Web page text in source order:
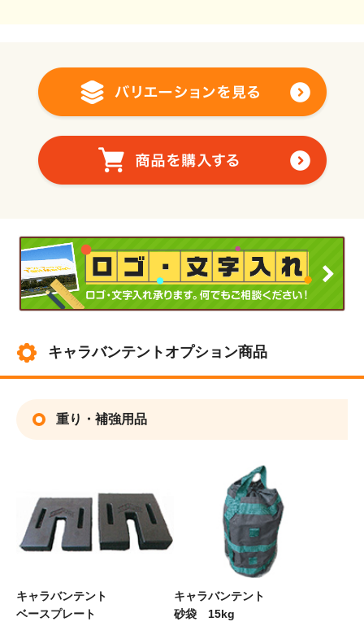
キャラバンテントオプション商品
重り・補強用品
キャラバンテント
ベースプレート
キャラバンテント
砂袋 15kg